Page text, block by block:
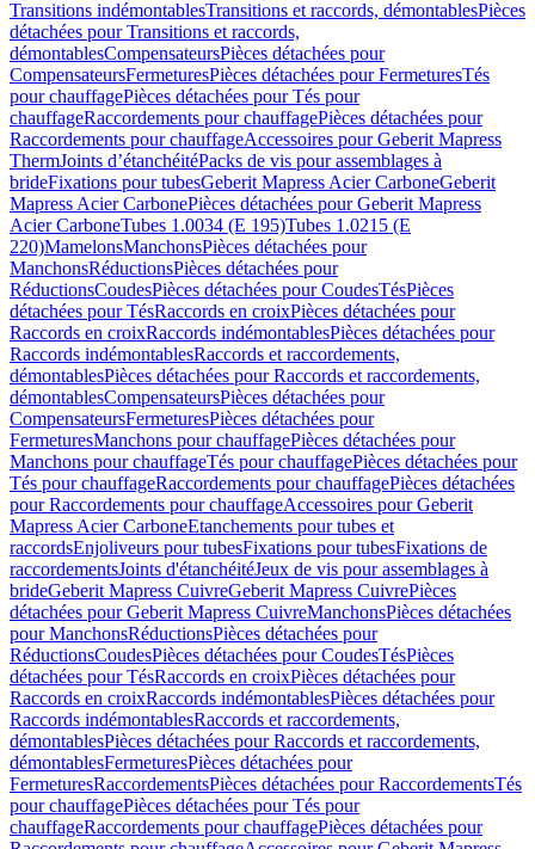
Transitions indémontablesTransitions et raccords, démontablesPièces
détachées pour Transitions et raccords,
démontablesCompensateursPièces détachées pour
CompensateursFermeturesPièces détachées pour FermeturesTés
pour chauffagePièces détachées pour Tés pour
chauffageRaccordements pour chauffagePièces détachées pour
Raccordements pour chauffageAccessoires pour Geberit Mapress
ThermJoints d’étanchéitéPacks de vis pour assemblages à
brideFixations pour tubesGeberit Mapress Acier CarboneGeberit
Mapress Acier CarbonePièces détachées pour Geberit Mapress
Acier CarboneTubes 1.0034 (E 195)Tubes 1.0215 (E
220)MamelonsManchonsPièces détachées pour
ManchonsRéductionsPièces détachées pour
RéductionsCoudesPièces détachées pour CoudesTésPièces
détachées pour TésRaccords en croixPièces détachées pour
Raccords en croixRaccords indémontablesPièces détachées pour
Raccords indémontablesRaccords et raccordements,
démontablesPièces détachées pour Raccords et raccordements,
démontablesCompensateursPièces détachées pour
CompensateursFermeturesPièces détachées pour
FermeturesManchons pour chauffagePièces détachées pour
Manchons pour chauffageTés pour chauffagePièces détachées pour
Tés pour chauffageRaccordements pour chauffagePièces détachées
pour Raccordements pour chauffageAccessoires pour Geberit
Mapress Acier CarboneEtanchements pour tubes et
raccordsEnjoliveurs pour tubesFixations pour tubesFixations de
raccordementsJoints d'étanchéitéJeux de vis pour assemblages à
brideGeberit Mapress CuivreGeberit Mapress CuivrePièces
détachées pour Geberit Mapress CuivreManchonsPièces détachées
pour ManchonsRéductionsPièces détachées pour
RéductionsCoudesPièces détachées pour CoudesTésPièces
détachées pour TésRaccords en croixPièces détachées pour
Raccords en croixRaccords indémontablesPièces détachées pour
Raccords indémontablesRaccords et raccordements,
démontablesPièces détachées pour Raccords et raccordements,
démontablesFermeturesPièces détachées pour
FermeturesRaccordementsPièces détachées pour RaccordementsTés
pour chauffagePièces détachées pour Tés pour
chauffageRaccordements pour chauffagePièces détachées pour